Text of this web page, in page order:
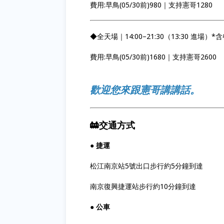
費用:早鳥(05/30前)980｜支持憲哥1280
◆全天場｜14:00–21:30（13:30 進場）*
費用:早鳥(05/30前)1680｜支持憲哥2600
歡迎您來跟憲哥講講話。
🚋交通方式
● 捷運
松江南京站5號出口步行約5分鐘到達
南京復興捷運站步行約10分鐘到達
● 公車